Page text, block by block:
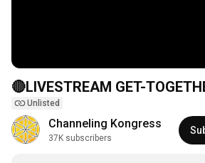
🔴LIVESTREAM GET-
Unlisted
Channeling Kongress
37K subscribers